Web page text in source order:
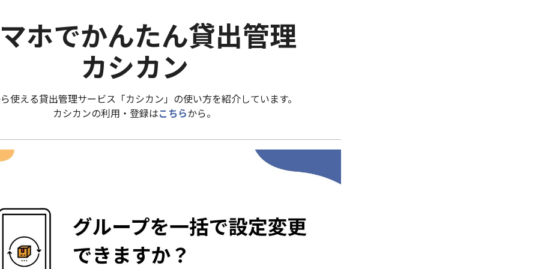
ホでかんたん貸出管理
カシカン
使える貸出管理サービス「カシカン」の使い方を紹介しています。
カシカンの利用・登録はこちらから。